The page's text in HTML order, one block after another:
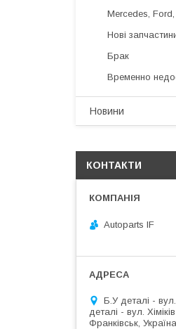
Mercedes, Ford,
Нові
Брак
Временно
Новини
КОНТАКТИ
Autoparts IF
Б.У деталі -
деталі - вул.
Франківськ, Україна